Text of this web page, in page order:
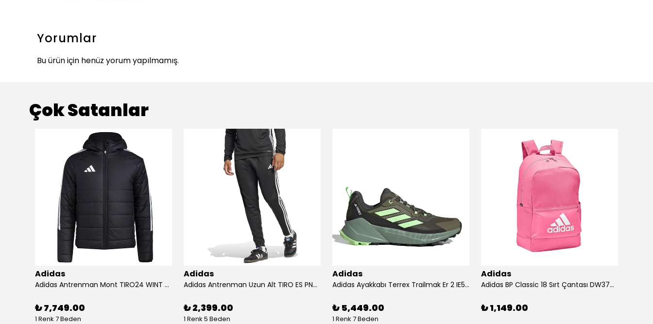
Yorumlar
Bu ürün için henüz yorum yapılmamış.
Çok Satanlar
Adidas
Adidas Antrenman Mont TIRO24 WINT JKT IJ7388
₺ 7,749.00
1 Renk 7 Beden
Adidas
Adidas Antrenman Uzun Alt TIRO ES PNT JD0442
₺ 2,399.00
1 Renk 5 Beden
Adidas
Adidas Ayakkabı Terrex Trailmak Er 2 IE5146
₺ 5,449.00
1 Renk 7 Beden
Adidas
Adidas BP Classic 18 Sırt Çantası DW3709
₺ 1,149.00